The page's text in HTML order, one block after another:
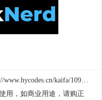
kaifa/1098.html
用，如商业用途，请购正